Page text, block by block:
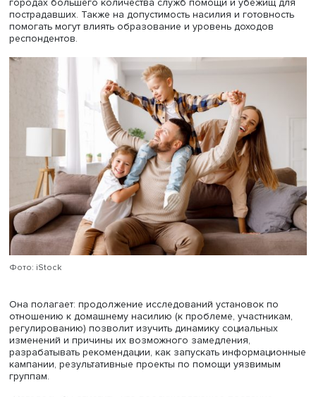
через сервис «Яндекс.Толока»: 323 человека отвечали
вопросы о готовности помогать женщинам и 267 —
пострадавшим от насилия.
Люди готовы жертвовать организациям, помогающим
пострадавшим от домашнего насилия, обсуждать
членами семьи и друзьями, распространять в
сетях информацию о проблеме, лично участвовать в
общественных движениях и публичных мероприятиях.
Враждебный сексизм подрывает готовность помогать
женщинам, пострадавшим от домашнего насилия,
обесценивает серьезность вопроса и уменьшает гнев
относительно проблемы.
Доброжелательный сексизм приводит к тому, что люди
больше готовы изменить ситуацию, и позитивно
на намерениях помогать пострадавшим через
эмоции в отношении изменения ситуации. Женщины
быть защищены, мужчины должны их оберегать и
В отношении помощи пострадавшим мужчинам
предубеждения по отношению к мужчинам не связаны
готовностью помогать пострадавшим. Однако эмоции и
восприятие серьезности проблемы вносят
вклад в намерение помогать.